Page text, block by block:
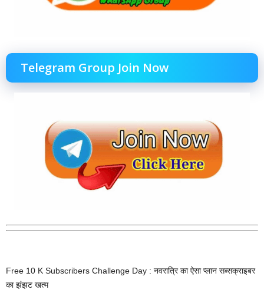
Telegram Group Join Now
Free 10 K Subscribers Challenge Day : नवरात्रि का ऐसा प्लान सब्सक्राइबर
का झंझट खत्म